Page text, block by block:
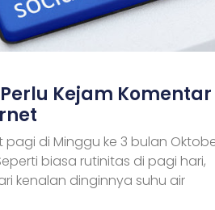
Kejam Komentar
pagi di Minggu ke 3 bulan
biasa rutinitas di pagi hari,
kenalan dinginnya suhu air